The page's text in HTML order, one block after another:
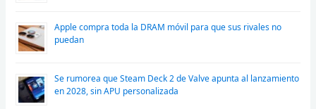
Apple compra toda la DRAM móvil para que sus rivales no
puedan
Se rumorea que Steam Deck 2 de Valve apunta al lanzamiento
en 2028, sin APU personalizada